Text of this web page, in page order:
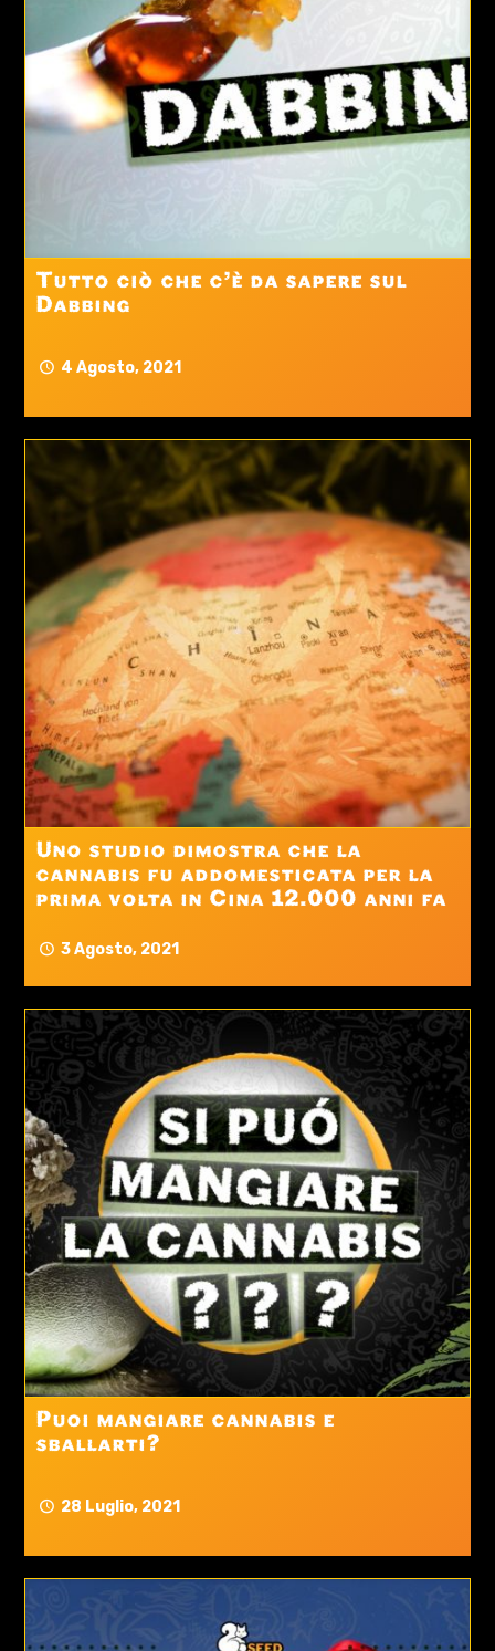
4 Agosto, 2021
Tutto ciò che c’è da sapere sul
Dabbing
3 Agosto, 2021
Uno studio dimostra che la
cannabis fu addomesticata per la
prima volta in Cina 12.000 anni fa
28 Luglio, 2021
Puoi mangiare cannabis e
sballarti?